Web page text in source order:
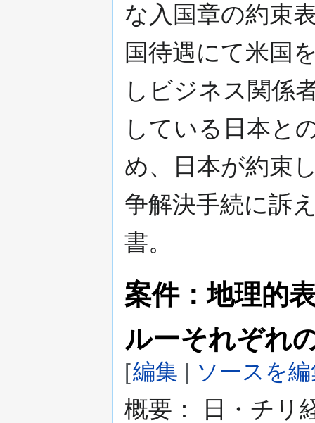
な入国章の約束
国待遇にて米国
しビジネス関係
している日本と
め、日本が約束
争解決手続に訴
書。
案件：地理的
ルーそれぞれ
[編集 | ソースを
概要： 日・チリ